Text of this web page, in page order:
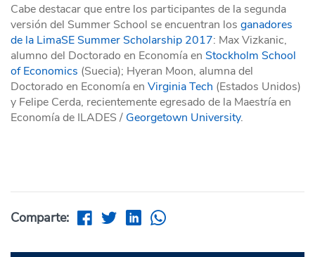
Cabe destacar que entre los participantes de la segunda
versión del Summer School se encuentran los ganadores
de la LimaSE Summer Scholarship 2017: Max Vizkanic,
alumno del Doctorado en Economía en Stockholm School
of Economics (Suecia); Hyeran Moon, alumna del
Doctorado en Economía en Virginia Tech (Estados Unidos)
y Felipe Cerda, recientemente egresado de la Maestría en
Economía de ILADES / Georgetown University.
Comparte: